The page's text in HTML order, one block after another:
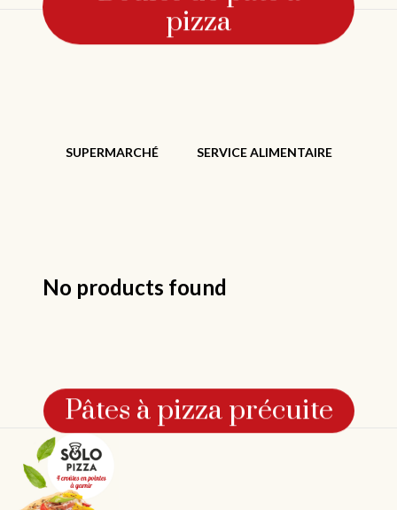
pizza
SUPERMARCHÉ SERVICE ALIMENTAIRE
No products found
Pâtes à pizza précuite